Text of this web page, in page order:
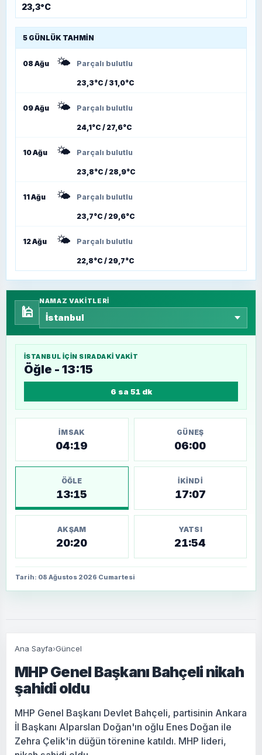
23,3°C
5 GÜNLÜK TAHMIN
08 Ağu 🌤️ Parçalı bulutlu
23,3°C / 31,0°C
09 Ağu 🌤️ Parçalı bulutlu
24,1°C / 27,6°C
10 Ağu 🌤️ Parçalı bulutlu
23,8°C / 28,9°C
11 Ağu 🌤️ Parçalı bulutlu
23,7°C / 29,6°C
12 Ağu 🌤️ Parçalı bulutlu
22,8°C / 29,7°C
🕌
NAMAZ VAKITLERI
İSTANBUL IÇIN SIRADAKI VAKIT
Öğle - 13:15
6 sa 51 dk
İMSAK
04:19
GÜNEŞ
06:00
ÖĞLE
13:15
İKINDI
17:07
AKŞAM
20:20
YATSI
21:54
Tarih: 08 Ağustos 2026 Cumartesi
Ana Sayfa›Güncel
MHP Genel Başkanı Bahçeli nikah
şahidi oldu
MHP Genel Başkanı Devlet Bahçeli, partisinin Ankara
İl Başkanı Alparslan Doğan'ın oğlu Enes Doğan ile
Zehra Çelik'in düğün törenine katıldı. MHP lideri,